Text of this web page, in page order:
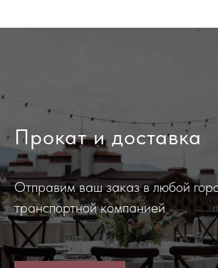
Прокат и доставка
Отправим ваш заказ в любой
транспортной компанией